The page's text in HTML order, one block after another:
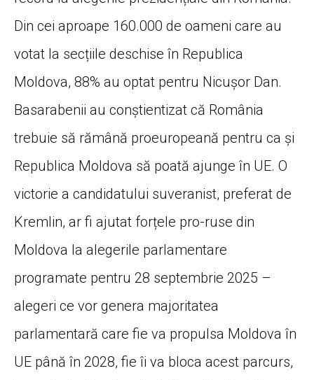
Din cei aproape 160.000 de oameni care au
votat la secțiile deschise în Republica
Moldova, 88% au optat pentru Nicușor Dan.
Basarabenii au conștientizat că România
trebuie să rămână proeuropeană pentru ca și
Republica Moldova să poată ajunge în UE. O
victorie a candidatului suveranist, preferat de
Kremlin, ar fi ajutat forțele pro-ruse din
Moldova la alegerile parlamentare
programate pentru 28 septembrie 2025 –
alegeri ce vor genera majoritatea
parlamentară care fie va propulsa Moldova în
UE până în 2028, fie îi va bloca acest parcurs,